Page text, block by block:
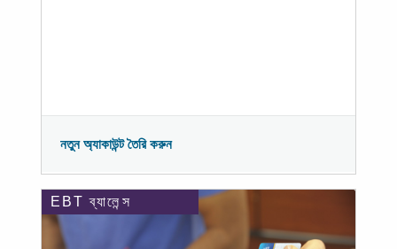
নতুন অ্যাকাউন্ট তৈরি করুন
EBT ব্যালেন্স